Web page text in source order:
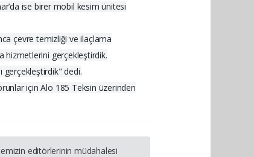
ise birer mobil kesim ünitesi
çevre temizliği ve ilaçlama
hizmetlerini gerçekleştirdik.
gerçekleştirdik" dedi.
için Alo 185 Teksin üzerinden
editörlerinin müdahalesi